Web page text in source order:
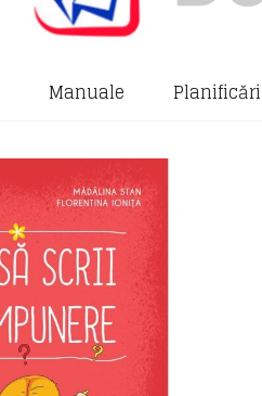
Manuale Planificări